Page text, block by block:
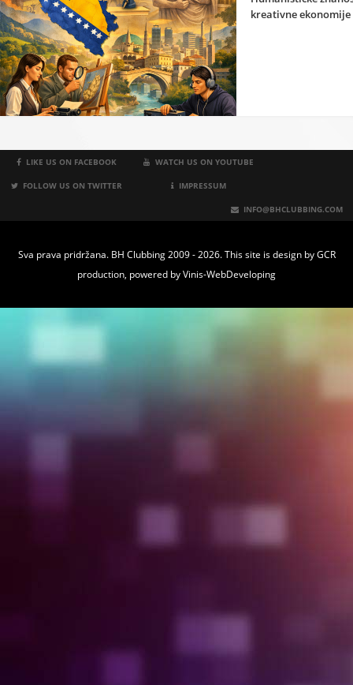
kreativne ekonomije
LIKE US ON FACEBOOK WATCH US ON YOUTUBE
FOLLOW US ON TWITTER IMPRESSUM
INFO@BHCLUBBING.COM
Sva prava pridržana. BH Clubbing 2009 - 2026. This site is design byGCR
production, powered byVinis-WebDeveloping